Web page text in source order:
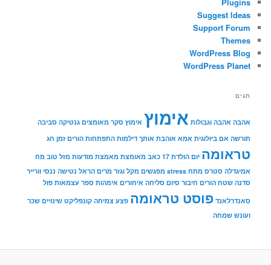
Suggest Ideas
Support Forum
Themes
WordPress Blog
WordPress Planet
תגים
אהבה אהבה וגבולות אימוץ
אימוץ סקר מאומצים גנטיקה סביבה
תורשה אם ביולוגית אמא אוהבת אותך דילמות התפתחות הורים זמן חג
טראומה יום הולדת 17 כאב מאומצת מאמצת מודעות מזל טוב מח
אמיגדלה סטרס מתח stress
מפגשים מקל וגזר מרים הראל נטישה ננסי וורייר
סדנה שטח הורים חיבור סיום סליחה איחורים אימהות ספר עצמאות פול
סאנדרלאנד פוסט טראומה פצע צמיחה קונפליקט שינויים שכר
ועונש שמחה